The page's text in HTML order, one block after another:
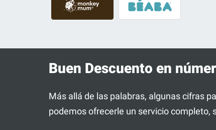
Buen Descuento en
Más allá de las palabras, algunas cifras
podemos ofrecerle un servicio completo,